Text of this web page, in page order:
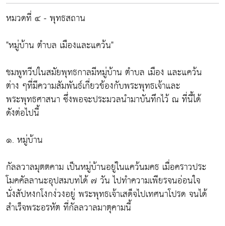
หมวดที่ ๔ - พุทธสถาน
"หมู่บ้าน ตำบล เมืองและแคว้น"
ชมพูทวีปในสมัยพุทธกาลมีหมู่บ้าน ตำบล เมือง และแคว้น
ต่าง ๆที่มีความสัมพันธ์เกี่ยวข้องกับพระพุทธเจ้าและ
พระพุทธศาสนา ซึ่งพอจะประมวลนำมาบันทึกไว้ ณ ที่นี้ได้
ดังต่อไปนี้
๑. หมู่บ้าน
กัลลวาลมุตตคาม เป็นหมู่บ้านอยู่ในแคว้นมคธ เมื่อคราวประ
โมคคัลลานะอุปสมบทได้ ๗ วัน ไปทำความเพียรจนอ่อนใจ
นั่งสัปหงกโงกง่วงอยู่ พระพุทธเจ้าเสด็จไปเทศนาโปรด จนได้
สำเร็จพระอรหัต ที่กัลลวาลมาตุคามนี้